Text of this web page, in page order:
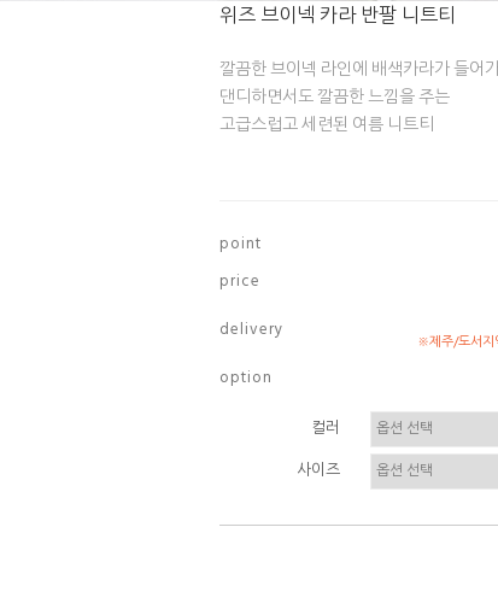
위즈 브이넥 카라 반팔 니트티
깔끔한 브이넥 라인에 배색카라가 들어
댄디하면서도 깔끔한 느낌을 주는
고급스럽고 세련된 여름 니트티
p o i n t
p r i c e
d e l i v e r y
※제주/도서지
o p t i o n
컬러
사이즈